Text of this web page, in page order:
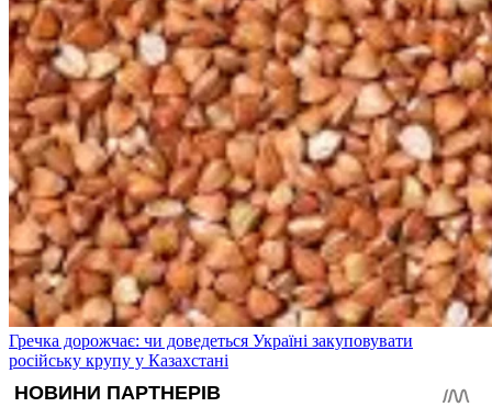
Гречка дорожчає: чи доведеться Україні закуповувати
російську крупу у Казахстані